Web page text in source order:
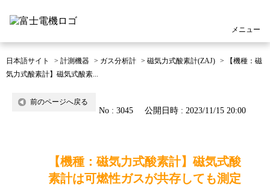
メニュー
日本語サイト > 計測機器 > ガス分析計 > 磁気力式酸素計(ZAJ) >
【機種：磁
気力式酸素計】磁気式酸素...
前のページへ戻る
No : 3045 公開日時 : 2023/11/15 20:00
【機種：磁気力式酸素計】磁気式酸
素計は可燃性ガスが共存しても測定